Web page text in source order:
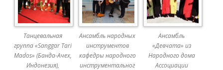
Танцевальная
группа «Sanggar Tari
Mados» (Банда-Ачех,
Индонезия),
Ансамбль народных
инструментов
кафедры народного
инструментальног
Ансамбль
«Девчата» из
Народного дома
Ассоциации